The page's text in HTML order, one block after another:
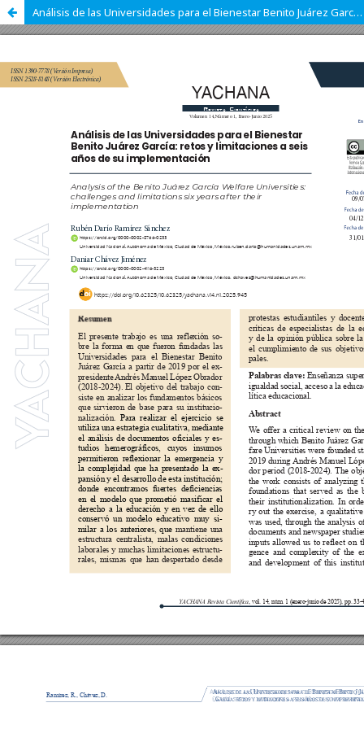
Análisis de las Universidades para el Bienestar Benito Juárez García: retos y limitaciones a seis años de su implementación